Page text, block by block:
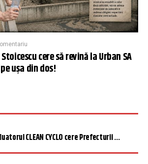
cere să revină la Urban SA
ușa din dos!
CLEAN CYCLO cere Prefecturii ...